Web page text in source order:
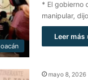
* El gobierno
manipular,
Leer más
mayo 8, 2026